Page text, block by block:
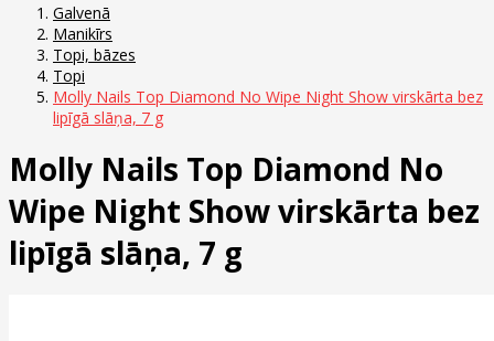
Galvenā
Manikīrs
Topi, bāzes
Topi
Molly Nails Top Diamond No Wipe Night Show virskārta bez
lipīgā slāņa, 7 g
Molly Nails Top Diamond No
Wipe Night Show virskārta bez
lipīgā slāņa, 7 g